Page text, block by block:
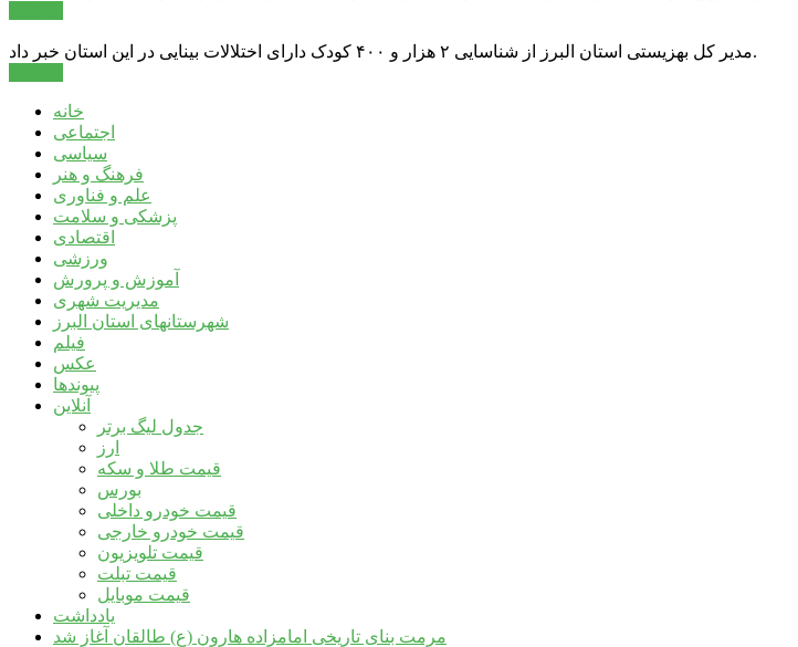
مدیر کل بهزیستی استان البرز از شناسایی ۲ هزار و ۴۰۰ کودک دارای اختلالات بینایی در این استان خبر داد.
خانه
اجتماعی
سیاسی
فرهنگ و هنر
علم و فناوری
پزشکی و سلامت
اقتصادی
ورزشی
آموزش و پرورش
مدیریت شهری
شهرستانهای استان البرز
فیلم
عکس
پیوندها
آنلاین
جدول لیگ برتر
ارز
قیمت طلا و سکه
بورس
قیمت خودرو داخلی
قیمت خودرو خارجی
قیمت تلویزیون
قیمت تبلت
قیمت موبایل
یادداشت
مرمت بنای تاریخی امامزاده هارون (ع) طالقان آغاز شد